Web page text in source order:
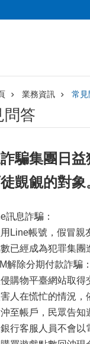
業務資訊 常見
問答
騙集團日
覬覦的對象
訊息詐騙：
Line帳號，假冒親
已經成為犯罪集團
解除分期付款詐騙：
購物平臺網站取
人在慌忙的情況
至帳戶，民眾告知
行客服人員不會以